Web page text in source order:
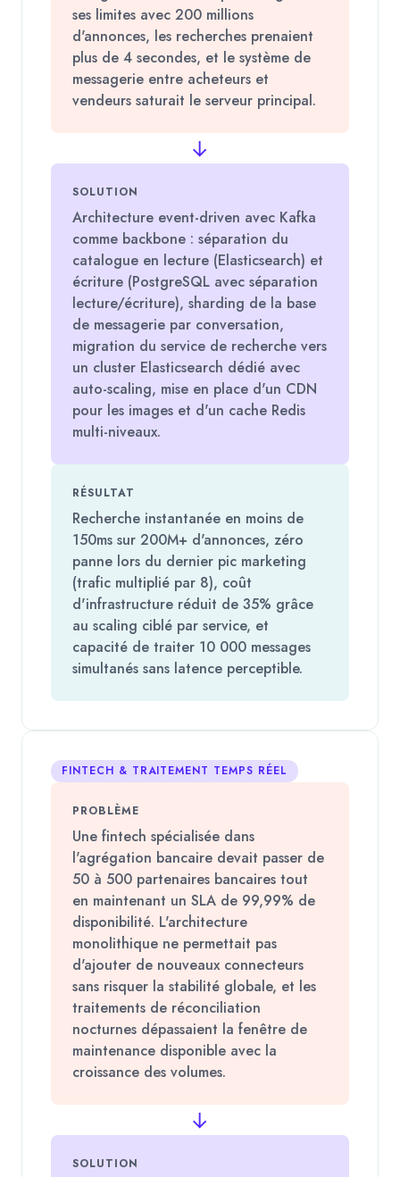
ses limites avec 200 millions
d'annonces, les recherches prenaient
plus de 4 secondes, et le système de
messagerie entre acheteurs et
vendeurs saturait le serveur principal.
→
SOLUTION
Architecture event-driven avec Kafka
comme backbone : séparation du
catalogue en lecture (Elasticsearch) et
écriture (PostgreSQL avec séparation
lecture/écriture), sharding de la base
de messagerie par conversation,
migration du service de recherche vers
un cluster Elasticsearch dédié avec
auto-scaling, mise en place d'un CDN
pour les images et d'un cache Redis
multi-niveaux.
RÉSULTAT
Recherche instantanée en moins de
150ms sur 200M+ d'annonces, zéro
panne lors du dernier pic marketing
(trafic multiplié par 8), coût
d'infrastructure réduit de 35% grâce
au scaling ciblé par service, et
capacité de traiter 10 000 messages
simultanés sans latence perceptible.
FINTECH & TRAITEMENT TEMPS RÉEL
PROBLÈME
Une fintech spécialisée dans
l'agrégation bancaire devait passer de
50 à 500 partenaires bancaires tout
en maintenant un SLA de 99,99% de
disponibilité. L'architecture
monolithique ne permettait pas
d'ajouter de nouveaux connecteurs
sans risquer la stabilité globale, et les
traitements de réconciliation
nocturnes dépassaient la fenêtre de
maintenance disponible avec la
croissance des volumes.
→
SOLUTION